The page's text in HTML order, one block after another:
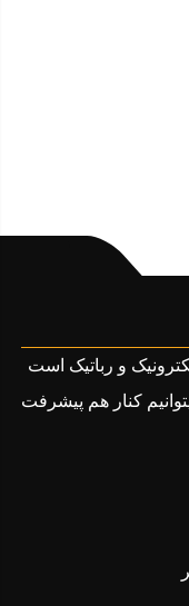
و رباتیک است
کنار هم پیشرفت